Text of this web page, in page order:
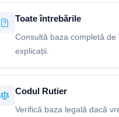
Toate întrebările
Consultă baza completă
explicații.
Codul Rutier
Verifică baza legală dacă